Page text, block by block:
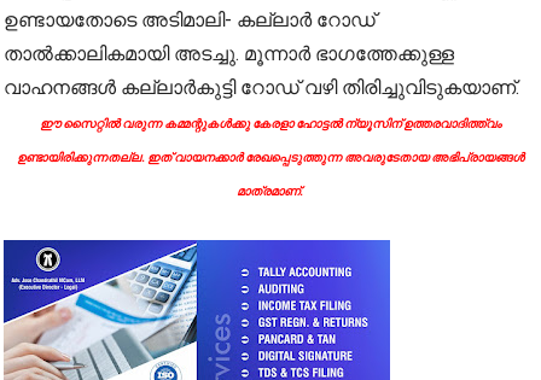
ഉണ്ടായതോടെ അടിമാലി- കല്ലാര്‍ റോഡ്
താല്‍ക്കാലികമായി അടച്ചു. മൂന്നാര്‍ ഭാഗത്തേക്കുള്ള
വാഹനങ്ങള്‍ കല്ലാര്‍കുട്ടി റോഡ് വഴി തിരിച്ചുവിടുകയാണ്.
ഈ സൈറ്റിൽ വരുന്ന കമ്മന്റുകൾക്കു കേരളാ ഹോട്ടൽ ന്യൂസിന് ഉത്തരവാദിത്ത്വം
ഉണ്ടായിരിക്കുന്നതല്ല. ഇത് വായനക്കാർ രേഖപ്പെടുത്തുന്ന അവരുടേതായ അഭിപ്രായങ്ങൾ
മാത്രമാണ്.